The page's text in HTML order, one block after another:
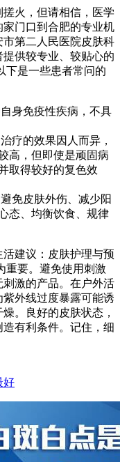
火，但请相信，医学
门口到合肥的专业机
第二人民医院皮肤科
供较专业、较贴心的
下是一些患者常问的
身免疫性疾病，不具
疗的效果因人而异，
高，但即使是顽固病
取得较好的复色效
免皮肤外伤、减少阳
态、均衡饮食、规律
建议：皮肤护理与预
重要。避免使用刺激
激的产品。在户外活
外线过度暴露可能诱
。良好的皮肤状态，
有利条件。记住，细
好